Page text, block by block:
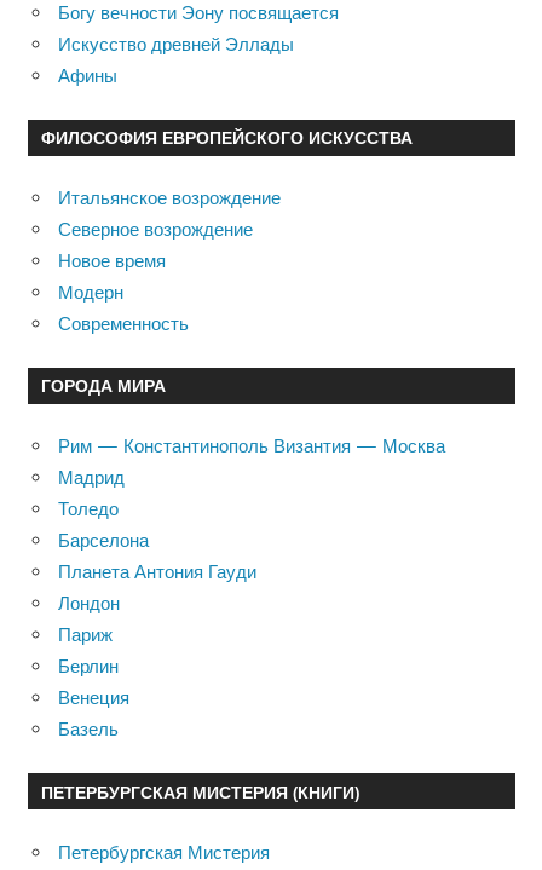
Богу вечности Эону посвящается
Искусство древней Эллады
Афины
ФИЛОСОФИЯ ЕВРОПЕЙСКОГО ИСКУССТВА
Итальянское возрождение
Северное возрождение
Новое время
Модерн
Современность
ГОРОДА МИРА
Рим — Константинополь Византия — Москва
Мадрид
Толедо
Барселона
Планета Антония Гауди
Лондон
Париж
Берлин
Венеция
Базель
ПЕТЕРБУРГСКАЯ МИСТЕРИЯ (КНИГИ)
Петербургская Мистерия